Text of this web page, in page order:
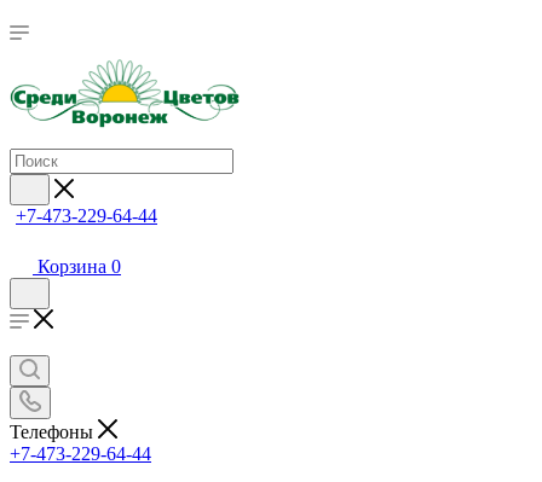
+7-473-229-64-44
Корзина 0
Телефоны
+7-473-229-64-44